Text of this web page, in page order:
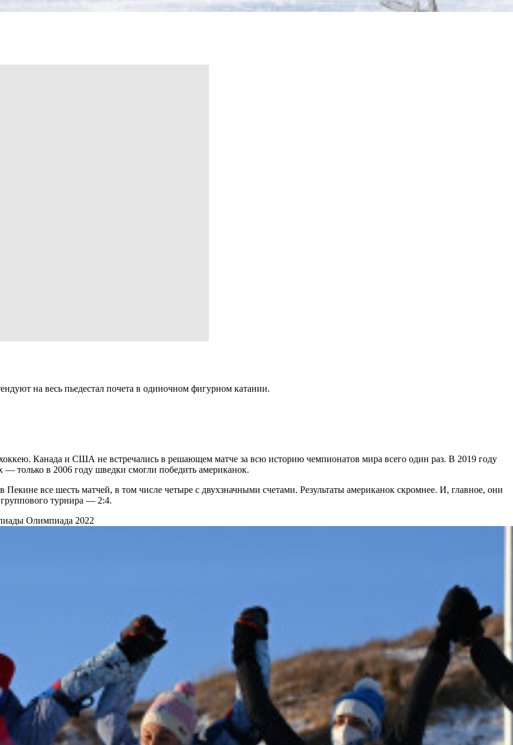
на весь пьедестал почета в одиночном фигурном катании.
Канада и США не встречались в решающем матче за всю историю чемпионатов мира всего один раз. В 2019 году
только в 2006 году шведки смогли победить американок.
все шесть матчей, в том числе четыре с двухзначными счетами. Результаты американок скромнее. И, главное, они
группового турнира — 2:4.
Олимпиада 2022